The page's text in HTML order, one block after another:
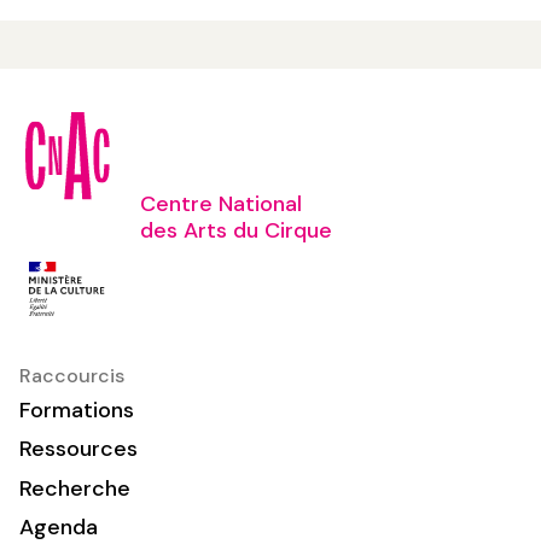
Centre National
des Arts du Cirque
Raccourcis
Formations
Ressources
Recherche
Agenda